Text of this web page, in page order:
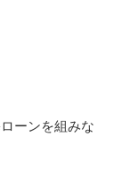
ーンを組みな